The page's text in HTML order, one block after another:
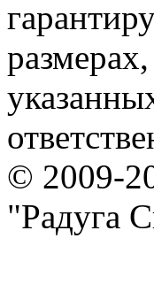
размерах,
© 2009-
"Радуга